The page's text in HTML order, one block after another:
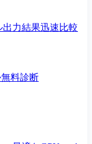
力結果迅速比較
無料診断